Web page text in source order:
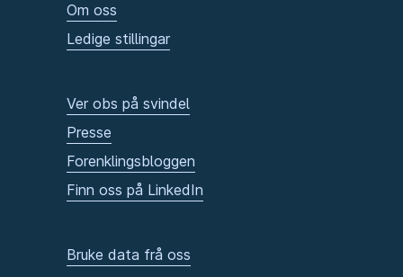
Om oss
Ledige stillingar
Ver obs på svindel
Presse
Forenklingsbloggen
Finn oss på LinkedIn
Bruke data frå oss